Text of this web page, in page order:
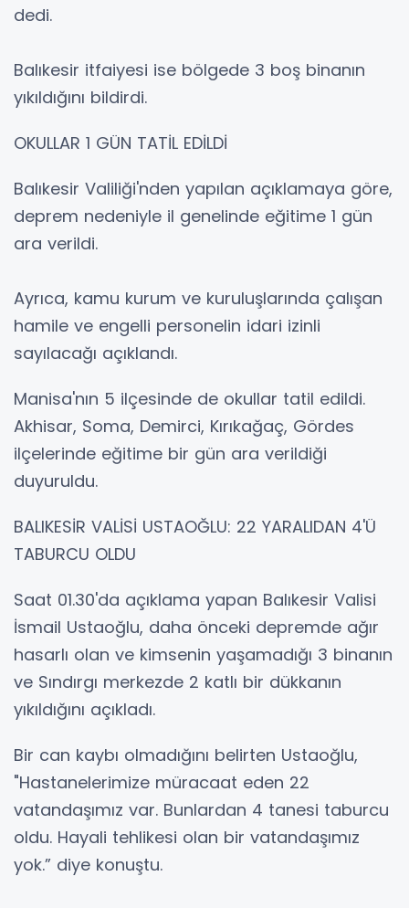
dedi.
Balıkesir itfaiyesi ise bölgede 3 boş binanın
yıkıldığını bildirdi.
OKULLAR 1 GÜN TATİL EDİLDİ
Balıkesir Valiliği'nden yapılan açıklamaya göre,
deprem nedeniyle il genelinde eğitime 1 gün
ara verildi.
Ayrıca, kamu kurum ve kuruluşlarında çalışan
hamile ve engelli personelin idari izinli
sayılacağı açıklandı.
Manisa'nın 5 ilçesinde de okullar tatil edildi.
Akhisar, Soma, Demirci, Kırıkağaç, Gördes
ilçelerinde eğitime bir gün ara verildiği
duyuruldu.
BALIKESİR VALİSİ USTAOĞLU: 22 YARALIDAN 4'Ü
TABURCU OLDU
Saat 01.30'da açıklama yapan Balıkesir Valisi
İsmail Ustaoğlu, daha önceki depremde ağır
hasarlı olan ve kimsenin yaşamadığı 3 binanın
ve Sındırgı merkezde 2 katlı bir dükkanın
yıkıldığını açıkladı.
Bir can kaybı olmadığını belirten Ustaoğlu,
"Hastanelerimize müracaat eden 22
vatandaşımız var. Bunlardan 4 tanesi taburcu
oldu. Hayali tehlikesi olan bir vatandaşımız
yok.” diye konuştu.